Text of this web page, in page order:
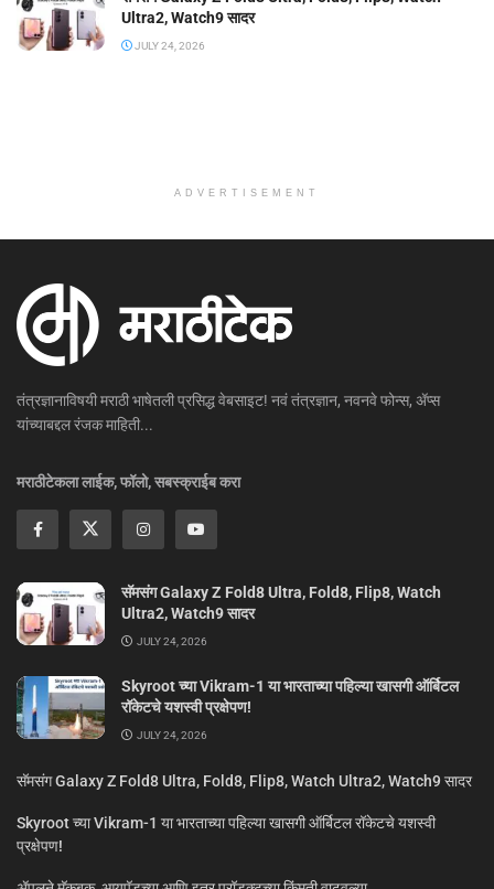
Ultra2, Watch9 सादर
JULY 24, 2026
ADVERTISEMENT
तंत्रज्ञानाविषयी मराठी भाषेतली प्रसिद्ध वेबसाइट! नवं तंत्रज्ञान, नवनवे फोन्स, ॲप्स
यांच्याबद्दल रंजक माहिती...
मराठीटेकला लाईक, फॉलो, सबस्क्राईब करा
सॅमसंग Galaxy Z Fold8 Ultra, Fold8, Flip8, Watch
Ultra2, Watch9 सादर
JULY 24, 2026
Skyroot च्या Vikram-1 या भारताच्या पहिल्या खासगी ऑर्बिटल
रॉकेटचे यशस्वी प्रक्षेपण!
JULY 24, 2026
सॅमसंग Galaxy Z Fold8 Ultra, Fold8, Flip8, Watch Ultra2, Watch9 सादर
Skyroot च्या Vikram-1 या भारताच्या पहिल्या खासगी ऑर्बिटल रॉकेटचे यशस्वी
प्रक्षेपण!